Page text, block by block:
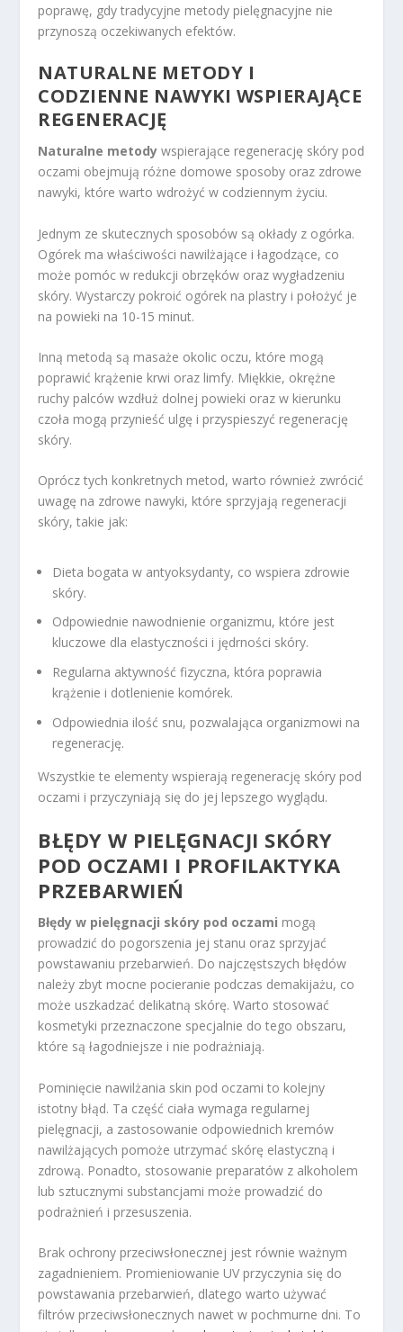
poprawę, gdy tradycyjne metody pielęgnacyjne nie
przynoszą oczekiwanych efektów.
NATURALNE METODY I
CODZIENNE NAWYKI WSPIERAJĄCE
REGENERACJĘ
Naturalne metody wspierające regenerację skóry pod
oczami obejmują różne domowe sposoby oraz zdrowe
nawyki, które warto wdrożyć w codziennym życiu.
Jednym ze skutecznych sposobów są okłady z ogórka.
Ogórek ma właściwości nawilżające i łagodzące, co
może pomóc w redukcji obrzęków oraz wygładzeniu
skóry. Wystarczy pokroić ogórek na plastry i położyć je
na powieki na 10-15 minut.
Inną metodą są masaże okolic oczu, które mogą
poprawić krążenie krwi oraz limfy. Miękkie, okrężne
ruchy palców wzdłuż dolnej powieki oraz w kierunku
czoła mogą przynieść ulgę i przyspieszyć regenerację
skóry.
Oprócz tych konkretnych metod, warto również zwrócić
uwagę na zdrowe nawyki, które sprzyjają regeneracji
skóry, takie jak:
Dieta bogata w antyoksydanty, co wspiera zdrowie
skóry.
Odpowiednie nawodnienie organizmu, które jest
kluczowe dla elastyczności i jędrności skóry.
Regularna aktywność fizyczna, która poprawia
krążenie i dotlenienie komórek.
Odpowiednia ilość snu, pozwalająca organizmowi na
regenerację.
Wszystkie te elementy wspierają regenerację skóry pod
oczami i przyczyniają się do jej lepszego wyglądu.
BŁĘDY W PIELĘGNACJI SKÓRY
POD OCZAMI I PROFILAKTYKA
PRZEBARWIEŃ
Błędy w pielęgnacji skóry pod oczami mogą
prowadzić do pogorszenia jej stanu oraz sprzyjać
powstawaniu przebarwień. Do najczęstszych błędów
należy zbyt mocne pocieranie podczas demakijażu, co
może uszkadzać delikatną skórę. Warto stosować
kosmetyki przeznaczone specjalnie do tego obszaru,
które są łagodniejsze i nie podrażniają.
Pominięcie nawilżania skin pod oczami to kolejny
istotny błąd. Ta część ciała wymaga regularnej
pielęgnacji, a zastosowanie odpowiednich kremów
nawilżających pomoże utrzymać skórę elastyczną i
zdrową. Ponadto, stosowanie preparatów z alkoholem
lub sztucznymi substancjami może prowadzić do
podrażnień i przesuszenia.
Brak ochrony przeciwsłonecznej jest równie ważnym
zagadnieniem. Promieniowanie UV przyczynia się do
powstawania przebarwień, dlatego warto używać
filtrów przeciwsłonecznych nawet w pochmurne dni. To